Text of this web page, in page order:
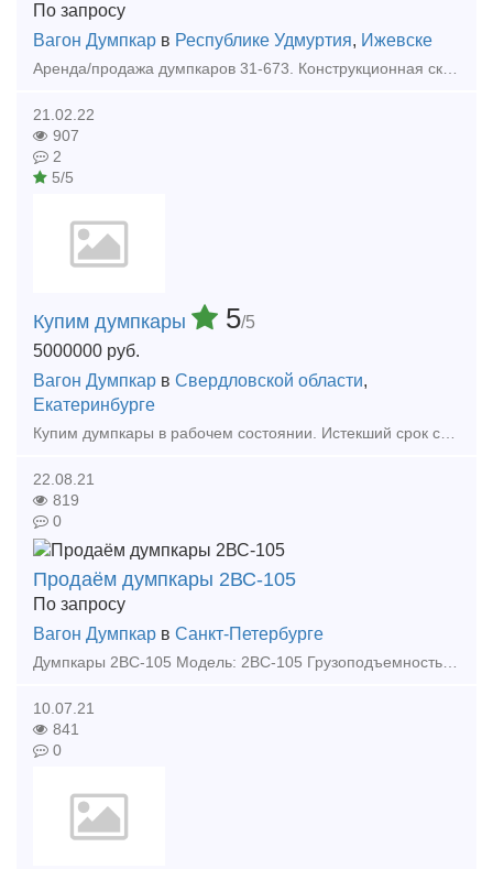
По запросу
Вагон Думпкар в Республике Удмуртия, Ижевске
21.02.22
907
2
5/5
Купим думпкары 5/5
5000000 руб.
Вагон Думпкар в Свердловской области,
Екатеринбурге
22.08.21
819
0
Продаём думпкары 2ВС-105
По запросу
Вагон Думпкар в Санкт-Петербурге
10.07.21
841
0